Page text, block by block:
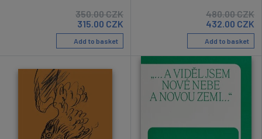
350.00CZK
315.00 CZK
Add to basket
480.00CZK
432.00 CZK
Add to basket